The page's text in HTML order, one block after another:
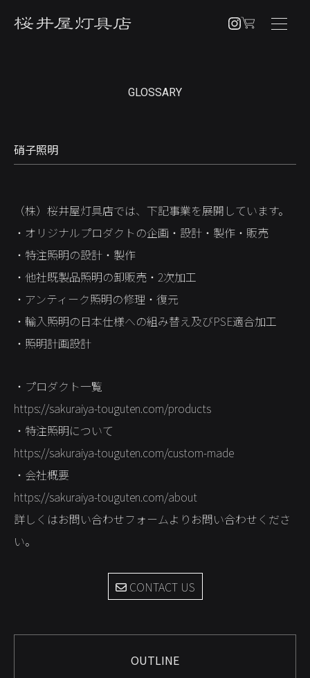
PENDANT
BRACKET
OTHERS
CUSTOM ORDER
ABOUT
SHOPPING GUIDE
STORES
GLOSSARY
硝子照明
（株）桜井屋灯具店では、下記事業を展開しています。
・オリジナルプロダクトの企画・設計・製作・販売
・特注照明の設計・製作
・他社既製品照明の卸販売・2次加工
・アンティーク照明の修理・復元
・輸入照明の日本仕様への組み替え及びPSE適合加工
・照明計画設計
・プロダクト一覧
https://sakuraiya-touguten.com/products
・特注照明について
https://sakuraiya-touguten.com/custom-made
・会社概要
https://sakuraiya-touguten.com/about
詳しくはお問い合わせフォームよりお問い合わせくださ
い。
CONTACT US
OUTLINE